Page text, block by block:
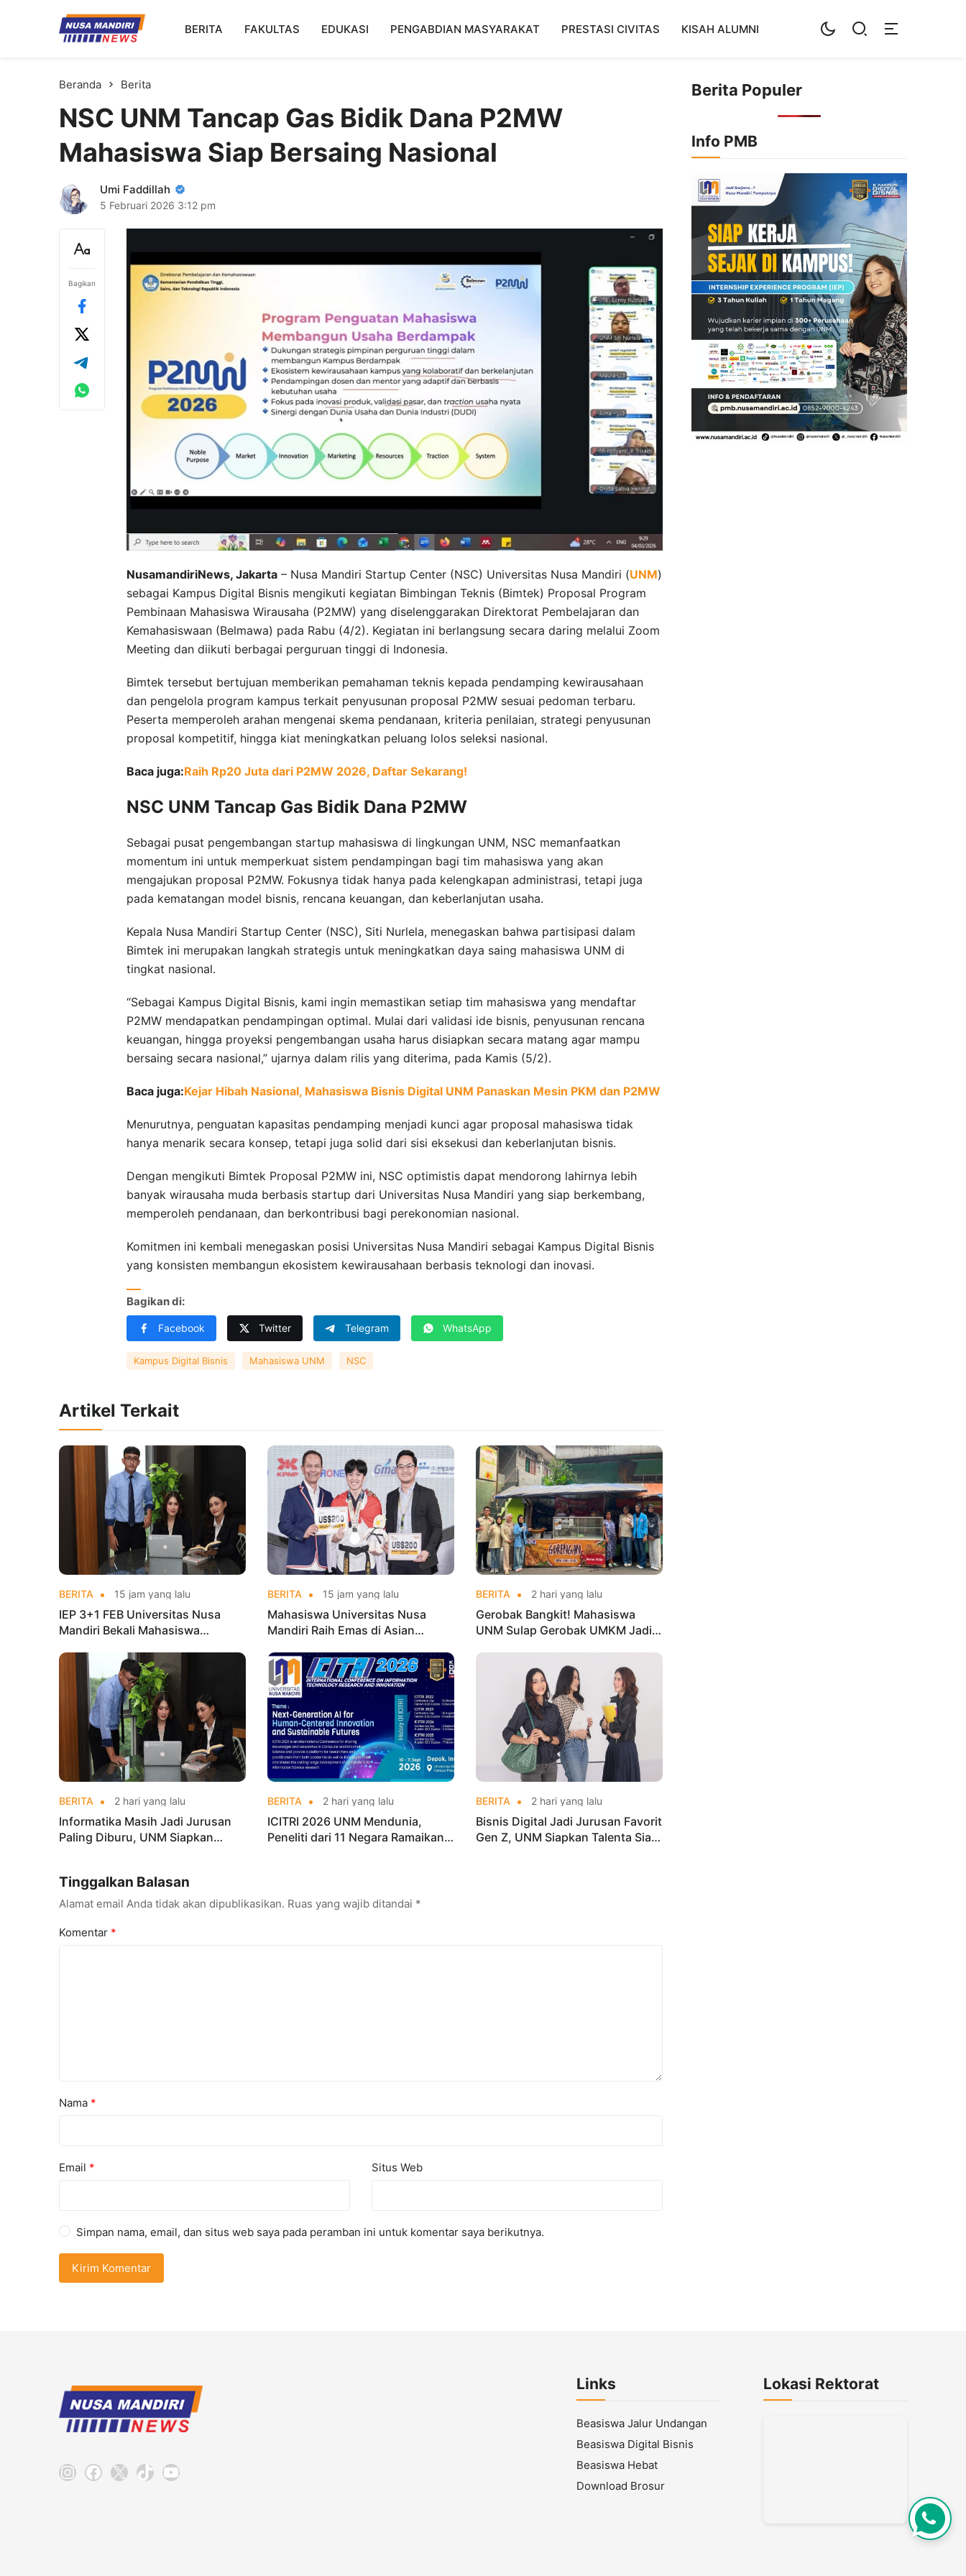
Kampus Digital Bisnis
Universitas Nusa Mandiri
BERITA FAKULTAS EDUKASI PENGABDIAN MASYARAKAT PRESTASI CIVITAS KISAH ALUMNI
Beranda Berita
NSC UNM Tancap Gas Bidik Dana P2MW
Mahasiswa Siap Bersaing Nasional
Umi Faddillah
5 Februari 2026 3:12 pm
Bagikan
NusamandiriNews, Jakarta – Nusa Mandiri Startup Center (NSC) Universitas Nusa Mandiri (UNM)
sebagai Kampus Digital Bisnis mengikuti kegiatan Bimbingan Teknis (Bimtek) Proposal Program
Pembinaan Mahasiswa Wirausaha (P2MW) yang diselenggarakan Direktorat Pembelajaran dan
Kemahasiswaan (Belmawa) pada Rabu (4/2). Kegiatan ini berlangsung secara daring melalui Zoom
Meeting dan diikuti berbagai perguruan tinggi di Indonesia.
Bimtek tersebut bertujuan memberikan pemahaman teknis kepada pendamping kewirausahaan
dan pengelola program kampus terkait penyusunan proposal P2MW sesuai pedoman terbaru.
Peserta memperoleh arahan mengenai skema pendanaan, kriteria penilaian, strategi penyusunan
proposal kompetitif, hingga kiat meningkatkan peluang lolos seleksi nasional.
Baca juga:Raih Rp20 Juta dari P2MW 2026, Daftar Sekarang!
NSC UNM Tancap Gas Bidik Dana P2MW
Sebagai pusat pengembangan startup mahasiswa di lingkungan UNM, NSC memanfaatkan
momentum ini untuk memperkuat sistem pendampingan bagi tim mahasiswa yang akan
mengajukan proposal P2MW. Fokusnya tidak hanya pada kelengkapan administrasi, tetapi juga
pada kematangan model bisnis, rencana keuangan, dan keberlanjutan usaha.
Kepala Nusa Mandiri Startup Center (NSC), Siti Nurlela, menegaskan bahwa partisipasi dalam
Bimtek ini merupakan langkah strategis untuk meningkatkan daya saing mahasiswa UNM di
tingkat nasional.
“Sebagai Kampus Digital Bisnis, kami ingin memastikan setiap tim mahasiswa yang mendaftar
P2MW mendapatkan pendampingan optimal. Mulai dari validasi ide bisnis, penyusunan rencana
keuangan, hingga proyeksi pengembangan usaha harus disiapkan secara matang agar mampu
bersaing secara nasional,” ujarnya dalam rilis yang diterima, pada Kamis (5/2).
Baca juga:Kejar Hibah Nasional, Mahasiswa Bisnis Digital UNM Panaskan Mesin PKM dan P2MW
Menurutnya, penguatan kapasitas pendamping menjadi kunci agar proposal mahasiswa tidak
hanya menarik secara konsep, tetapi juga solid dari sisi eksekusi dan keberlanjutan bisnis.
Dengan mengikuti Bimtek Proposal P2MW ini, NSC optimistis dapat mendorong lahirnya lebih
banyak wirausaha muda berbasis startup dari Universitas Nusa Mandiri yang siap berkembang,
memperoleh pendanaan, dan berkontribusi bagi perekonomian nasional.
Komitmen ini kembali menegaskan posisi Universitas Nusa Mandiri sebagai Kampus Digital Bisnis
yang konsisten membangun ekosistem kewirausahaan berbasis teknologi dan inovasi.
Bagikan di:
Facebook Twitter Telegram WhatsApp
Kampus Digital Bisnis Mahasiswa UNM NSC
Artikel Terkait
BERITA 15 jam yang lalu
IEP 3+1 FEB Universitas Nusa
Mandiri Bekali Mahasiswa
BERITA 15 jam yang lalu
Mahasiswa Universitas Nusa
Mandiri Raih Emas di Asian
Championships 2026
BERITA 2 hari yang lalu
Gerobak Bangkit! Mahasiswa
UNM Sulap Gerobak UMKM Jadi
BERITA 2 hari yang lalu
Informatika Masih Jadi Jurusan
Paling Diburu, UNM Siapkan
BERITA 2 hari yang lalu
ICITRI 2026 UNM Mendunia,
Peneliti dari 11 Negara Ramaikan
BERITA 2 hari yang lalu
Bisnis Digital Jadi Jurusan Favorit
Gen Z, UNM Siapkan Talenta Siap
Tinggalkan Balasan
Alamat email Anda tidak akan dipublikasikan. Ruas yang wajib ditandai *
Komentar *
Nama *
Email * Situs Web
Simpan nama, email, dan situs web saya pada peramban ini untuk komentar saya berikutnya.
Berita Populer
Info PMB
Instagram
Facebook
X TikTokYouTube
Links
Beasiswa Jalur Undangan
Beasiswa Digital Bisnis
Beasiswa Hebat
Download Brosur
Lokasi Rektorat